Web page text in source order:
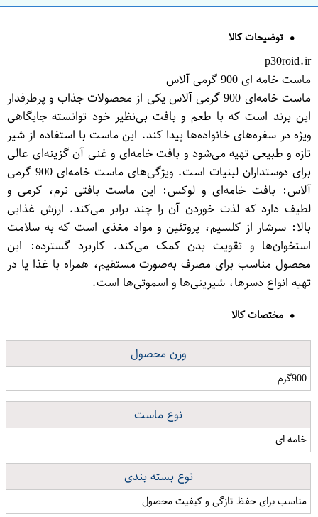
توضیحات کالا
p30roid.ir
ماست خامه ای 900 گرمی آلاس
ماست خامه‌ای 900 گرمی آلاس یکی از محصولات جذاب و پرطرفدار
این برند است که با طعم و بافت بی‌نظیر خود توانسته جایگاهی
ویژه در سفره‌های خانواده‌ها پیدا کند. این ماست با استفاده از شیر
تازه و طبیعی تهیه می‌شود و بافت خامه‌ای و غنی آن گزینه‌ای عالی
برای دوستداران لبنیات است. ویژگی‌های ماست خامه‌ای 900 گرمی
آلاس: بافت خامه‌ای و لوکس: این ماست بافتی نرم، کرمی و
لطیف دارد که لذت خوردن آن را چند برابر می‌کند. ارزش غذایی
بالا: سرشار از کلسیم، پروتئین و مواد مغذی است که به سلامت
استخوان‌ها و تقویت بدن کمک می‌کند. کاربرد گسترده: این
محصول مناسب برای مصرف به‌صورت مستقیم، همراه با غذا یا در
تهیه انواع دسرها، شیرینی‌ها و اسموتی‌ها است.
مختصات کالا
وزن محصول
900گرم
نوع ماست
خامه ای
نوع بسته بندی
مناسب برای حفظ تازگی و کیفیت محصول